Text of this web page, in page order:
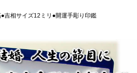
吉相サイズ12ミリ●開運手彫り印鑑